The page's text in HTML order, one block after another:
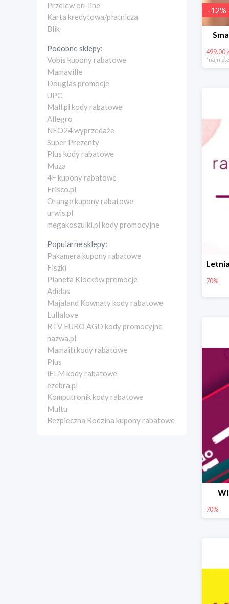
Przelew on-line
Karta kredytowa/płatnicza
Blik
Podobne sklepy:
Vobis kupony rabatowe
Mamaville
Douglas promocje
UPC
Mall.pl kody rabatowe
Allegro
NEO24 wyprzedaże
Super Prezenty
Plus kody rabatowe
Muza
4F kupony rabatowe
Frisco.pl
Orange kupony rabatowe
urwis.pl
megakoszulki.pl kody promocyjne
Popularne sklepy:
Pakamera kupony rabatowe
Fiszki
Planeta Klocków promocje
Adidas
Majaland Kownaty kody rabatowe
Lullalove
RTV EURO AGD kody promocyjne
nazwa.pl
Mamaiti kody rabatowe
Plus
iELM kody rabatowe
ezebra.pl
Komputronik kody rabatowe
Multu
Bezpieczna Rodzina kupony rabatowe
-12%
499.00
70%
70%